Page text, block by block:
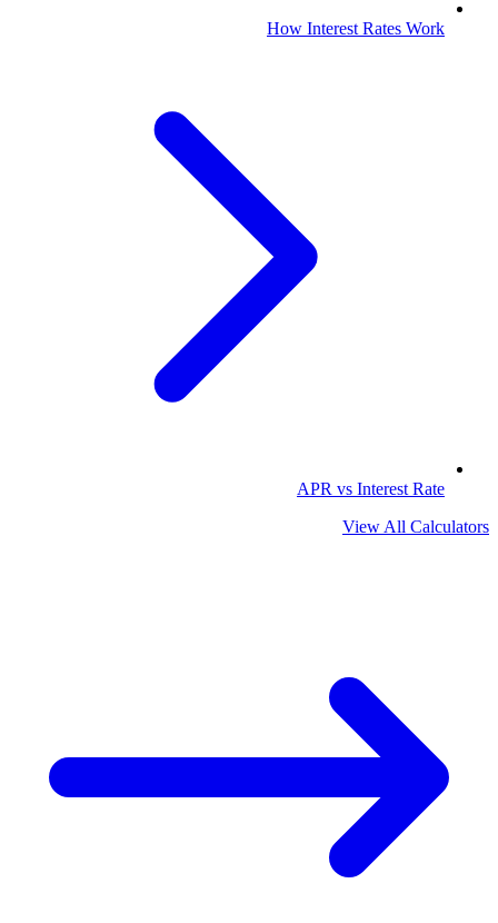
How Interest Rates Work
APR vs Interest Rate
View All Calculators